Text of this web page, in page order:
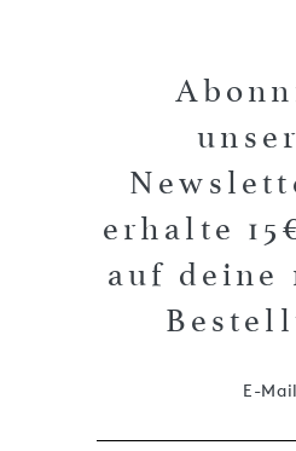
erhalte
auf deine
E-Mail